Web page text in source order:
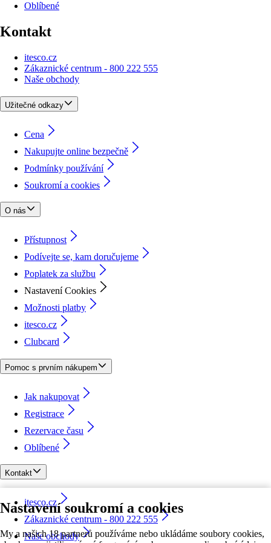
Nastavení soukromí a cookies
My a našich 18 partnerů používáme nebo ukládáme soubory cookies,
Oblíbené
Kontakt
itesco.cz
Zákaznické centrum - 800 222 555
Naše obchody
Užitečné odkazy
Cena
Nakupujte online bezpečně
Podmínky používání
Soukromí a cookies
O nás
Přístupnost
Podívejte se, kam doručujeme
Poplatek za službu
Nastavení Cookies
Možnosti platby
itesco.cz
Clubcard
Pomoc s prvním nákupem
Jak nakupovat
Registrace
Rezervace času
Oblíbené
Kontakt
itesco.cz
Zákaznické centrum - 800 222 555
Naše obchody